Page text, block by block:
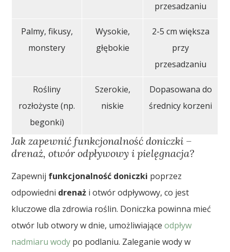
przesadzaniu
Palmy, fikusy,
monstery
Wysokie,
głębokie
2-5 cm większa
przy
przesadzaniu
Rośliny
rozłożyste (np.
begonki)
Szerokie,
niskie
Dopasowana do
średnicy korzeni
Jak zapewnić funkcjonalność doniczki –
drenaż, otwór odpływowy i pielęgnacja?
Zapewnij funkcjonalność doniczki poprzez
odpowiedni drenaż i otwór odpływowy, co jest
kluczowe dla zdrowia roślin. Doniczka powinna mieć
otwór lub otwory w dnie, umożliwiająceodpływ
nadmiaru wody po podlaniu. Zaleganie wody w